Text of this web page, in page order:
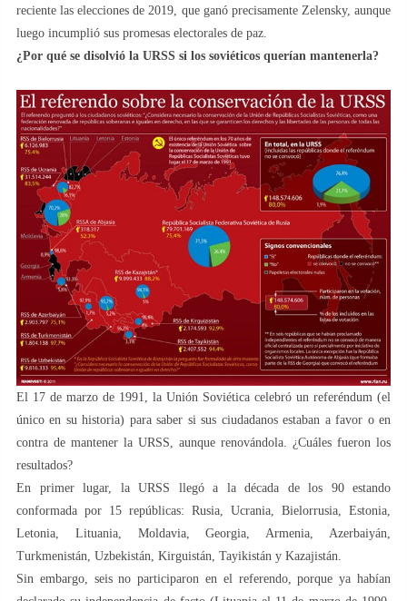
reciente las elecciones de 2019, que ganó precisamente Zelensky, aunque
luego incumplió sus promesas electorales de paz.
¿Por qué se disolvió la URSS si los soviéticos querían mantenerla?
El 17 de marzo de 1991, la Unión Soviética celebró un referéndum (el
único en su historia) para saber si sus ciudadanos estaban a favor o en
contra de mantener la URSS, aunque renovándola. ¿Cuáles fueron los
resultados?
En primer lugar, la URSS llegó a la década de los 90 estando
conformada por 15 repúblicas: Rusia, Ucrania, Bielorrusia, Estonia,
Letonia, Lituania, Moldavia, Georgia, Armenia, Azerbaiyán,
Turkmenistán, Uzbekistán, Kirguistán, Tayikistán y Kazajistán.
Sin embargo, seis no participaron en el referendo, porque ya habían